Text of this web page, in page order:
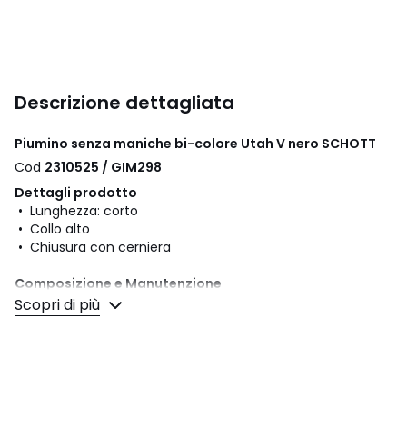
Descrizione dettagliata
Piumino senza maniche bi-colore Utah V nero SCHOTT
Cod 2310525 / GIM298
Dettagli prodotto
• Lunghezza: corto
• Collo alto
• Chiusura con cerniera
Composizione e Manutenzione
• Materiale principale: 100% poliammide
• Fodera: 100% poliestere
Scopri di più